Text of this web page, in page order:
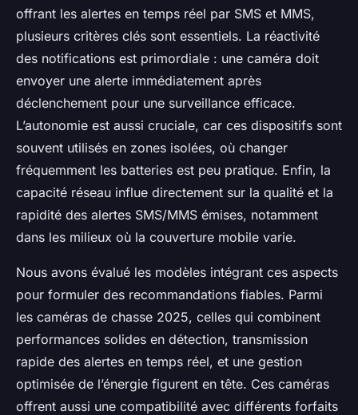
offrant les alertes en temps réel par SMS et MMS,
plusieurs critères clés sont essentiels. La réactivité
des notifications est primordiale : une caméra doit
envoyer une alerte immédiatement après
déclenchement pour une surveillance efficace.
L’autonomie est aussi cruciale, car ces dispositifs sont
souvent utilisés en zones isolées, où changer
fréquemment les batteries est peu pratique. Enfin, la
capacité réseau influe directement sur la qualité et la
rapidité des alertes SMS/MMS émises, notamment
dans les milieux où la couverture mobile varie.
Nous avons évalué les modèles intégrant ces aspects
pour formuler des recommandations fiables. Parmi
les caméras de chasse 2025, celles qui combinent
performances solides en détection, transmission
rapide des alertes en temps réel, et une gestion
optimisée de l’énergie figurent en tête. Ces caméras
offrent aussi une compatibilité avec différents forfaits